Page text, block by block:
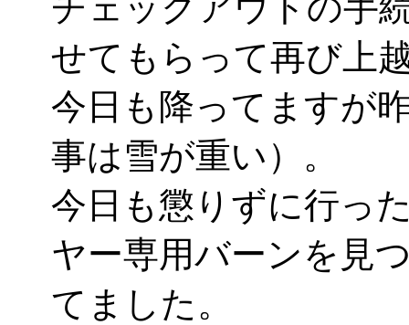
チェックアウトの手
せてもらって再び上
今日も降ってますが
事は雪が重い）。
今日も懲りずに行っ
ヤー専用バーンを見
てました。